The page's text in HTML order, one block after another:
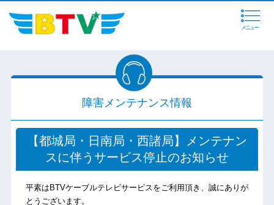
メニュー
障害メンテナンス情報
【都城局・日南局・西諸局】メンテナン
スに伴うサービス停止のお知らせ
平素はBTVケーブルテレビサービスをご利用頂き、誠にありが
とうございます。